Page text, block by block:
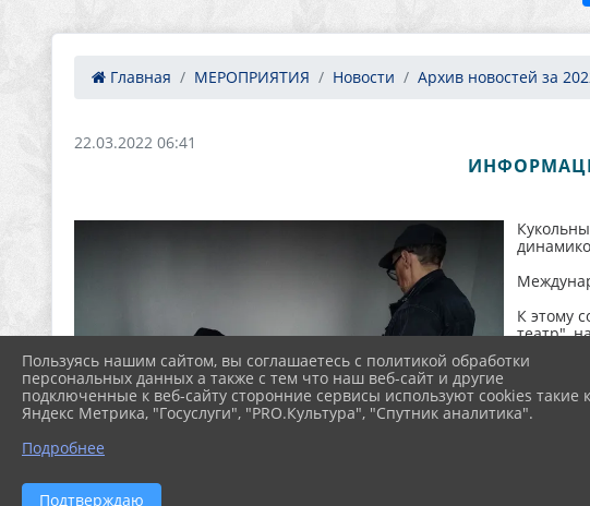
Главная МЕРОПРИЯТИЯ Новости Архив новостей за
22.03.2022 06:41
К этому
театр",
Пользуясь нашим сайтом, вы соглашаетесь с политикой обработки
персональных данных а также с тем что наш веб-сайт и другие
подключенные к веб-сайту сторонние сервисы используют cookies такие
Яндекс Метрика, "Госуслуги", "PRO.Культура", "Спутник аналитика".
Подробнее
Подтверждаю